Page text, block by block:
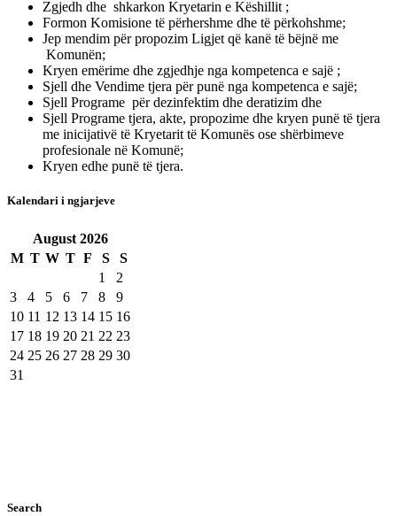
Zgjedh dhe shkarkon Kryetarin e Këshillit ;
Formon Komisione të përhershme dhe të përkohshme;
Jep mendim për propozim Ligjet që kanë të bëjnë me
Komunën;
Kryen emërime dhe zgjedhje nga kompetenca e sajë ;
Sjell dhe Vendime tjera për punë nga kompetenca e sajë;
Sjell Programe për dezinfektim dhe deratizim dhe
Sjell Programe tjera, akte, propozime dhe kryen punë të tjera
me inicijativë të Kryetarit të Komunës ose shërbimeve
profesionale në Komunë;
Kryen edhe punë të tjera.
Kalendari i ngjarjeve
August 2026
M T W T F S
S
1
2
3
4 5 6 7 8
9
10 11 12 13 14 15 16
17 18 19 20 21 22 23
24 25 26 27 28 29 30
31
Search